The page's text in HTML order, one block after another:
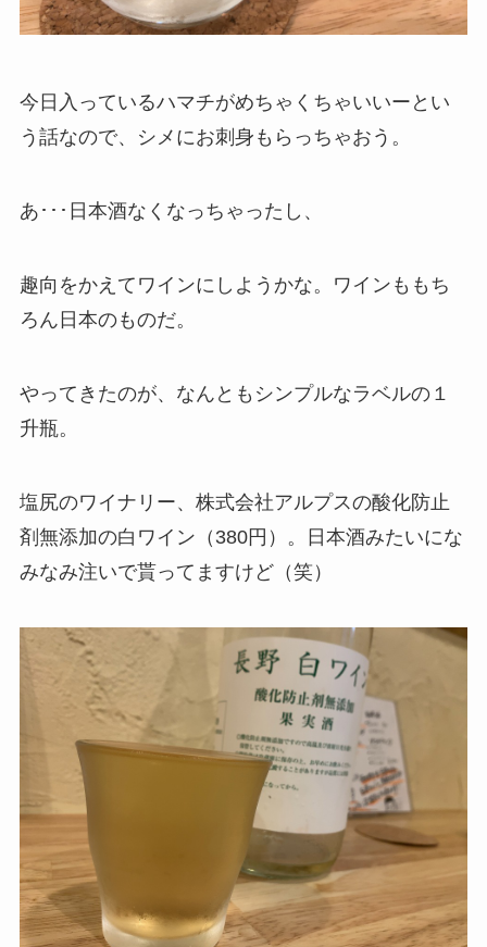
今日入っているハマチがめちゃくちゃいいーとい
う話なので、シメにお刺身もらっちゃおう。
あ･･･日本酒なくなっちゃったし、
趣向をかえてワインにしようかな。ワインももち
ろん日本のものだ。
やってきたのが、なんともシンプルなラベルの１
升瓶。
塩尻のワイナリー、株式会社アルプスの酸化防止
剤無添加の白ワイン（380円）。日本酒みたいにな
みなみ注いで貰ってますけど（笑）